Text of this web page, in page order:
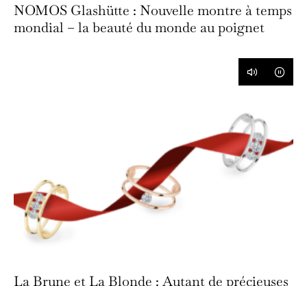
NOMOS Glashütte : Nouvelle montre à temps
mondial – la beauté du monde au poignet
La Brune et La Blonde : Autant de précieuses